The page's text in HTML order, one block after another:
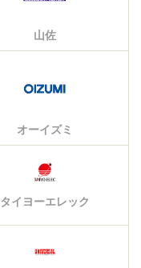
山佐
オーイズミ
タイヨーエレック